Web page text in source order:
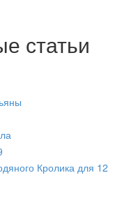
статьи
Кролика для 12